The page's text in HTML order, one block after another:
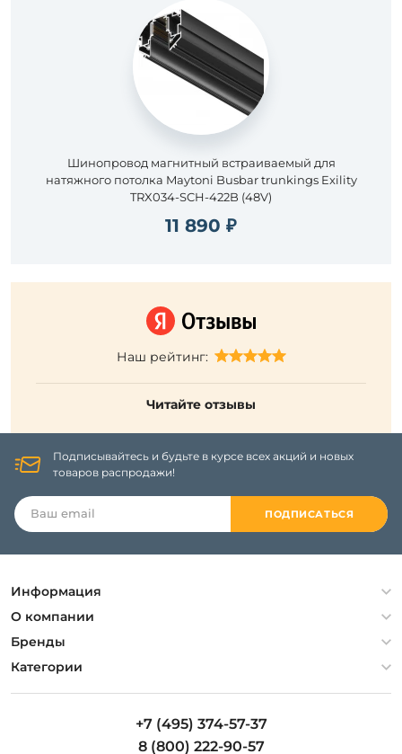
Шинопровод магнитный встраиваемый для
натяжного потолка Maytoni Busbar trunkings Exility
TRX034-SCH-422B (48V)
11 890 ₽
Наш рейтинг:
Читайте отзывы
Подписывайтесь и будьте в курсе всех акций и новых
товаров распродажи!
ПОДПИСАТЬСЯ
Информация
Политика конфиденциальности
Гарантия
Оплата и доставка
О компании
О компании
Контакты
Бренды
Artelamp
Категории
Люстры
+7 (495) 374-57-37
8 (800) 222-90-57